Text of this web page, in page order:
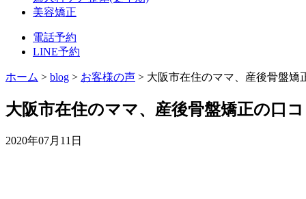
美容矯正
電話予約
LINE予約
ホーム > blog > お客様の声 > 大阪市在住のママ、産後骨盤矯
大阪市在住のママ、産後骨盤矯正の口コ
2020年07月11日